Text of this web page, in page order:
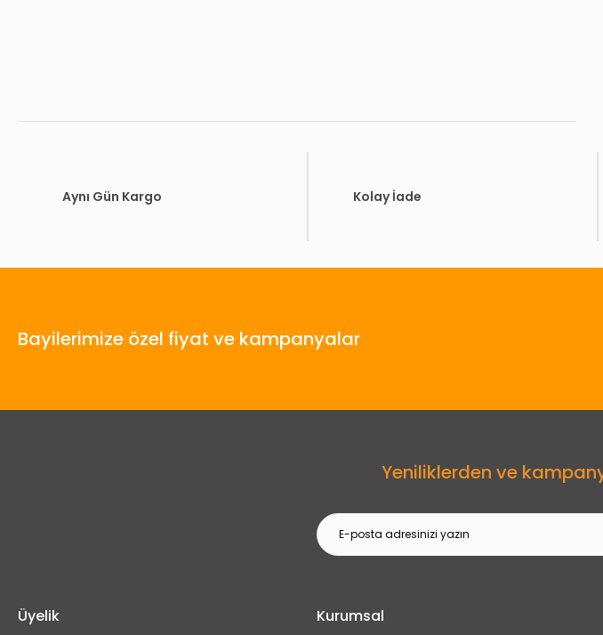
Aynı Gün Kargo Kolay İade
Bayilerimize özel fiyat ve kampanyalar
Yeniliklerden ve
Üyelik Kurumsal